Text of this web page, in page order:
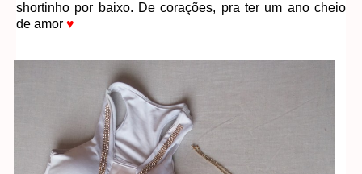
shortinho por baixo. De corações, pra ter um ano cheio
de amor ♥